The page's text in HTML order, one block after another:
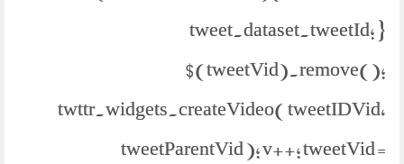
tweet.dataset.tweetId; }
$(tweetVid).remove();
twttr.widgets.createVideo( tweetIDVid,
tweetParentVid ); v++; tweetVid =